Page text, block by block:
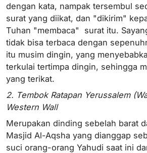
dengan kata, nampak tersembul
surat yang diikat, dan "dikirim"
Tuhan "membaca" surat itu.
tidak bisa terbaca dengan
itu musim dingin, yang
terkulai tertimpa dingin, sehingga
yang terikat.
2. Tembok Ratapan Yerussalem
Western Wall
Merupakan dinding sebelah barat
Masjid Al-Aqsha yang dianggap
suci orang-orang Yahudi saat ini